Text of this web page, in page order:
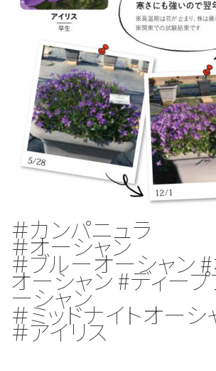
＃カンパニュラ
＃オーシャン
＃ブルーオーシャン
オーシャン #ディー
ーシャン
＃ミッドナイトオーシ
＃アイリス